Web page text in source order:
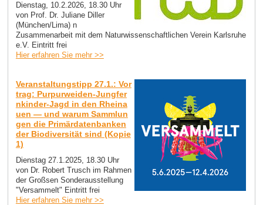
Dienstag, 10.2.2026, 18.30 Uhr
von Prof. Dr. Juliane Diller
(München/Lima) n
Zusammenarbeit mit dem Naturwissenschaftlichen Verein Karlsruhe
e.V. Eintritt frei
Hier erfahren Sie mehr >>
Veranstaltungstipp 27.1.: Vor
trag: Purpurweiden-Jungfer
nkinder-Jagd in den Rheina
uen — und warum Sammlun
gen die Primärdatenbanken
der Biodiversität sind (Kopie
1)
Dienstag 27.1.2025, 18.30 Uhr
von Dr. Robert Trusch im Rahmen
der Großsen Sonderausstellung
"Versammelt" Eintritt frei
Hier erfahren Sie mehr >>